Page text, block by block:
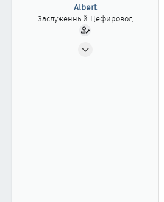
Albert
Заслуженный Цефировод